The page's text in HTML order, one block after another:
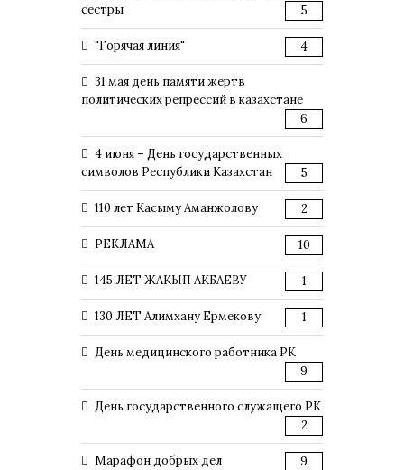
сестры
5
"Горячая линия" 4
31 мая день памяти жертв
политических репрессий в казахстане
6
4 июня – День государственных
символов Республики Казахстан
5
110 лет Касыму Аманжолову 2
РЕКЛАМА 10
145 ЛЕТ ЖАКЫП АКБАЕВУ 1
130 ЛЕТ Алимхану Ермекову 1
День медицинского работника РК
9
День государственного служащего РК
2
Марафон добрых дел 9